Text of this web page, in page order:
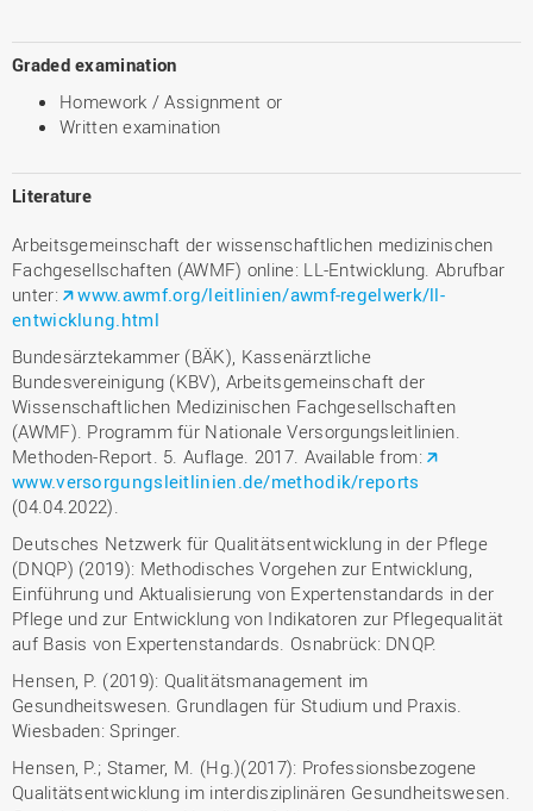
Graded examination
Homework / Assignment or
Written examination
Literature
Arbeitsgemeinschaft der wissenschaftlichen medizinischen
Fachgesellschaften (AWMF) online: LL-Entwicklung. Abrufbar
unter:
www.awmf.org/leitlinien/awmf-regelwerk/ll-
entwicklung.html
Bundesärztekammer (BÄK), Kassenärztliche
Bundesvereinigung (KBV), Arbeitsgemeinschaft der
Wissenschaftlichen Medizinischen Fachgesellschaften
(AWMF). Programm für Nationale Versorgungsleitlinien.
Methoden-Report. 5. Auflage. 2017. Available from:
www.versorgungsleitlinien.de/methodik/reports
(04.04.2022).
Deutsches Netzwerk für Qualitätsentwicklung in der Pflege
(DNQP) (2019): Methodisches Vorgehen zur Entwicklung,
Einführung und Aktualisierung von Expertenstandards in der
Pflege und zur Entwicklung von Indikatoren zur Pflegequalität
auf Basis von Expertenstandards. Osnabrück: DNQP.
Hensen, P. (2019): Qualitätsmanagement im
Gesundheitswesen. Grundlagen für Studium und Praxis.
Wiesbaden: Springer.
Hensen, P.; Stamer, M. (Hg.)(2017): Professionsbezogene
Qualitätsentwicklung im interdisziplinären Gesundheitswesen.